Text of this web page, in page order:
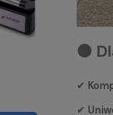
Mata
skóra
⚫
✔
✔